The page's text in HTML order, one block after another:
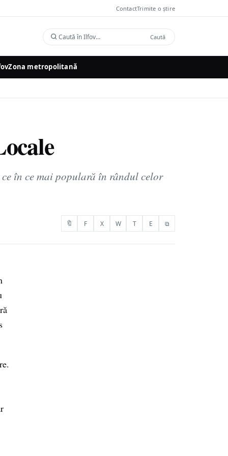
ContactTrimite o știre
Caută
în
Ilfov
Caută
Zona metropolitană
în ce mai populară în rândul celor
🔖 F X W T E ⧉